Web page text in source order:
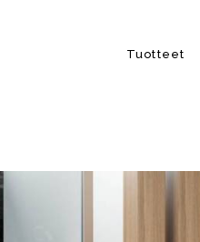
Tuotteet